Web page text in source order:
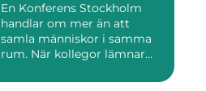
En Konferens Stockholm
handlar om mer än att
samla människor i samma
rum. När kollegor lämnar